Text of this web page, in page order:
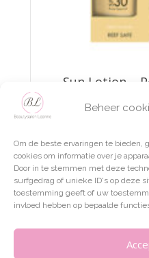
Beheer
Om de beste ervaringen te bieden,
cookies om informatie over je
Door in te stemmen met deze
surfgedrag of unieke ID's op deze
toestemming geeft of uw
invloed hebben op bepaalde
Sun Lotion –
€
TOEVOEGEN